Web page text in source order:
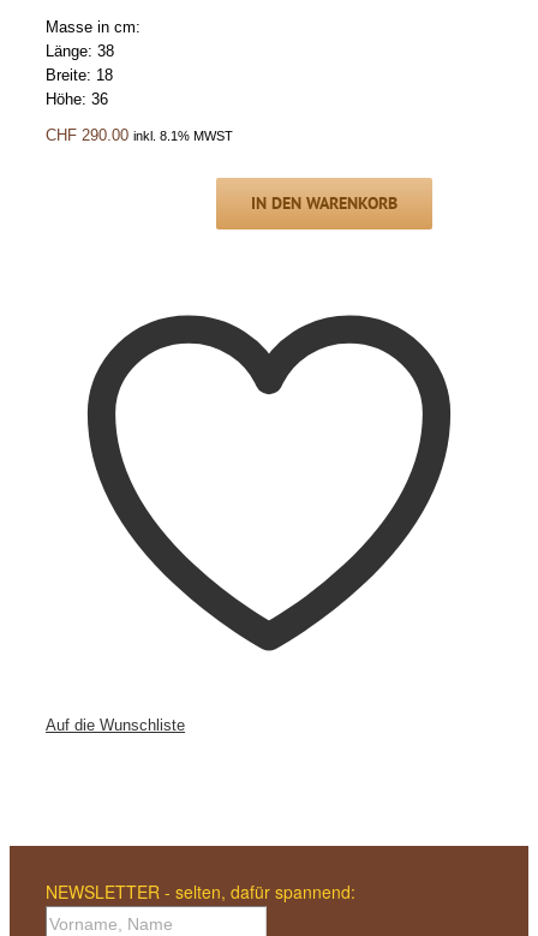
Masse in cm:
Länge: 38
Breite: 18
Höhe: 36
CHF 290.00 inkl. 8.1% MWST
IN DEN WARENKORB
Auf die Wunschliste
NEWSLETTER - selten, dafür spannend: